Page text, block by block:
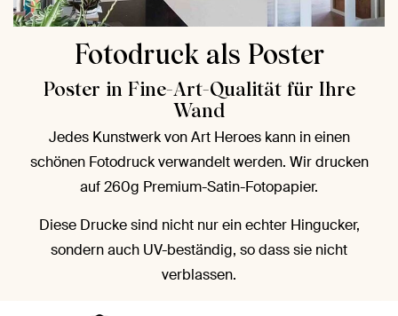
Fotodruck als Poster
Poster in Fine-Art-Qualität für Ihre
Wand
Jedes Kunstwerk von Art Heroes kann in einen
schönen Fotodruck verwandelt werden. Wir drucken
auf 260g Premium-Satin-Fotopapier.
Diese Drucke sind nicht nur ein echter Hingucker,
sondern auch UV-beständig, so dass sie nicht
verblassen.